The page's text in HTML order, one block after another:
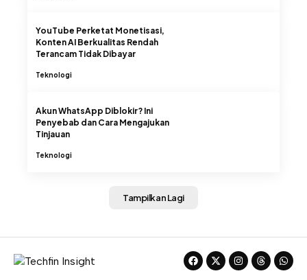
YouTube Perketat Monetisasi,
Konten AI Berkualitas Rendah
Terancam Tidak Dibayar
Teknologi
Akun WhatsApp Diblokir? Ini
Penyebab dan Cara Mengajukan
Tinjauan
Teknologi
Tampilkan Lagi